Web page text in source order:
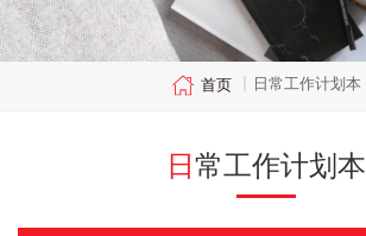
首页 | 日常工作计划本
日常工作计划本